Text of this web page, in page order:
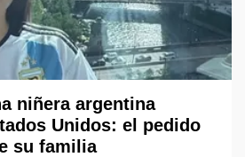
niñera argentina
Unidos: el pedido
su familia